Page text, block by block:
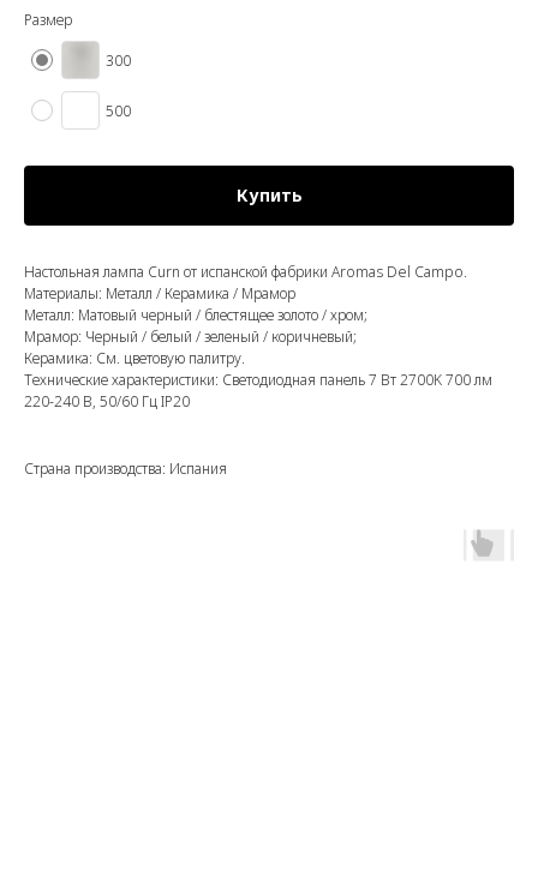
Размер
300
500
Купить
Настольная лампа Curn от испанской фабрики Aromas Del Campo.
Материалы: Металл / Керамика / Мрамор
Металл: Матовый черный / блестящее золото / хром;
Мрамор: Черный / белый / зеленый / коричневый;
Керамика: См. цветовую палитру.
Технические характеристики: Светодиодная панель 7 Вт 2700K 700 лм
220-240 В, 50/60 Гц IP20
Страна производства: Испания